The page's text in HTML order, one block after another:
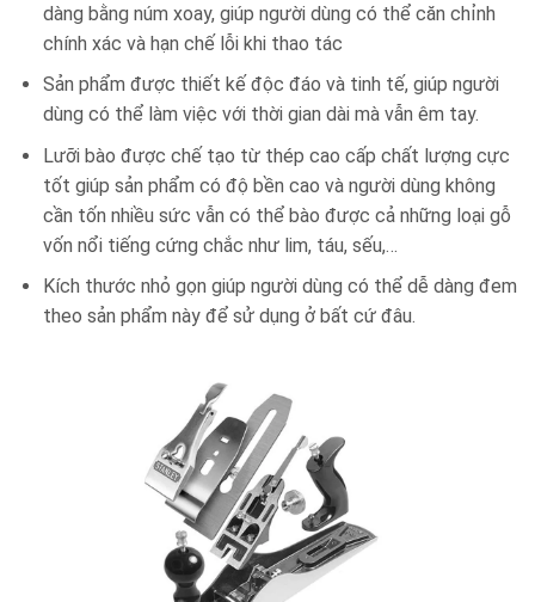
dàng bằng núm xoay, giúp người dùng có thể căn chỉnh
chính xác và hạn chế lỗi khi thao tác
Sản phẩm được thiết kế độc đáo và tinh tế, giúp người
dùng có thể làm việc với thời gian dài mà vẫn êm tay.
Lưỡi bào được chế tạo từ thép cao cấp chất lượng cực
tốt giúp sản phẩm có độ bền cao và người dùng không
cần tốn nhiều sức vẫn có thể bào được cả những loại gỗ
vốn nổi tiếng cứng chắc như lim, táu, sếu,…
Kích thước nhỏ gọn giúp người dùng có thể dễ dàng đem
theo sản phẩm này để sử dụng ở bất cứ đâu.